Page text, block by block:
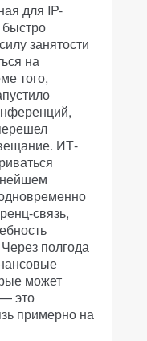
для IP-
занятости
на
того,
ИТ-
связь,
полгода
может
это
примерно на